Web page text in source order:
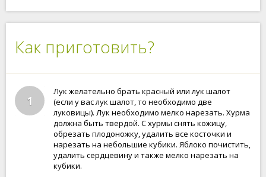
Как приготовить?
1
Лук желательно брать красный или лук шалот
(если у вас лук шалот, то необходимо две
луковицы). Лук необходимо мелко нарезать. Хурма
должна быть твердой. С хурмы снять кожицу,
обрезать плодоножку, удалить все косточки и
нарезать на небольшие кубики. Яблоко почистить,
удалить сердцевину и также мелко нарезать на
кубики.